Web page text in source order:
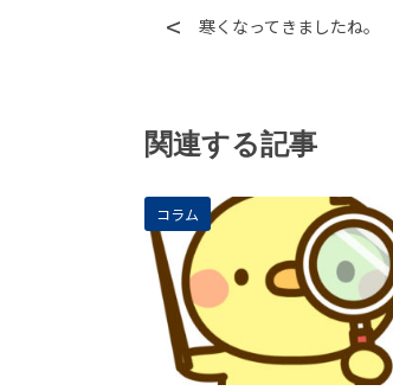
寒くなってきましたね。
関連する記事
コラム